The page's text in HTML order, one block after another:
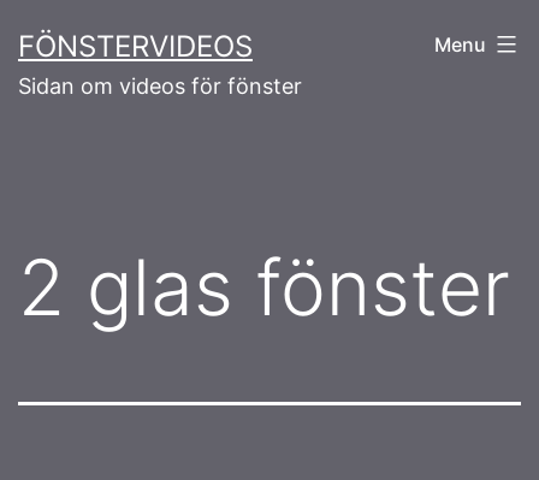
to
content
FÖNSTERVIDEOS
Sidan om videos för fönster
Menu
2 glas fönster